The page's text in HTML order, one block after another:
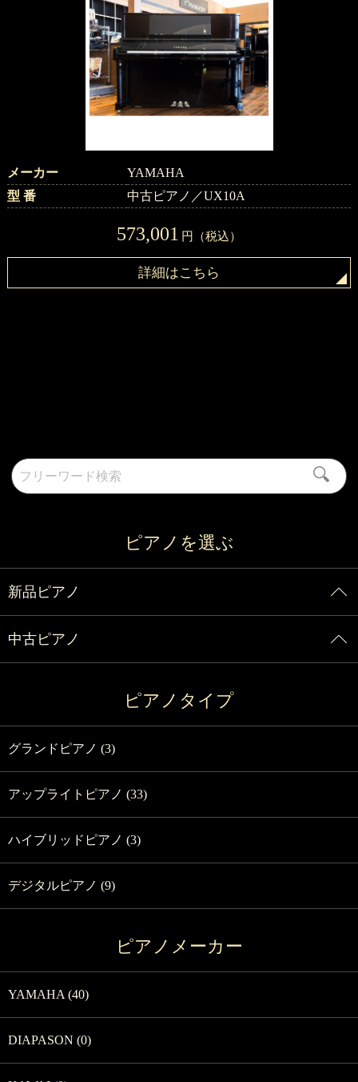
メーカー
YAMAHA
型 番
中古ピアノ／UX10A
573,001 円（税込）
詳細はこちら
フリーワード検索
ピアノを選ぶ
新品ピアノ
中古ピアノ
ピアノタイプ
グランドピアノ (3)
アップライトピアノ (33)
ハイブリッドピアノ (3)
デジタルピアノ (9)
ピアノメーカー
YAMAHA (40)
DIAPASON (0)